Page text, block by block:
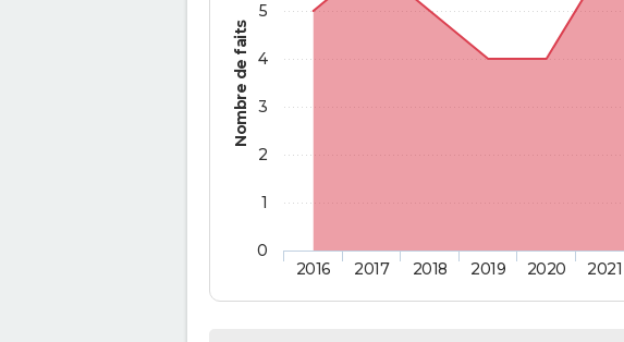
Nombre de faits
2016 2017 2018 2019 2020 2021
0
1
2
3
4
5